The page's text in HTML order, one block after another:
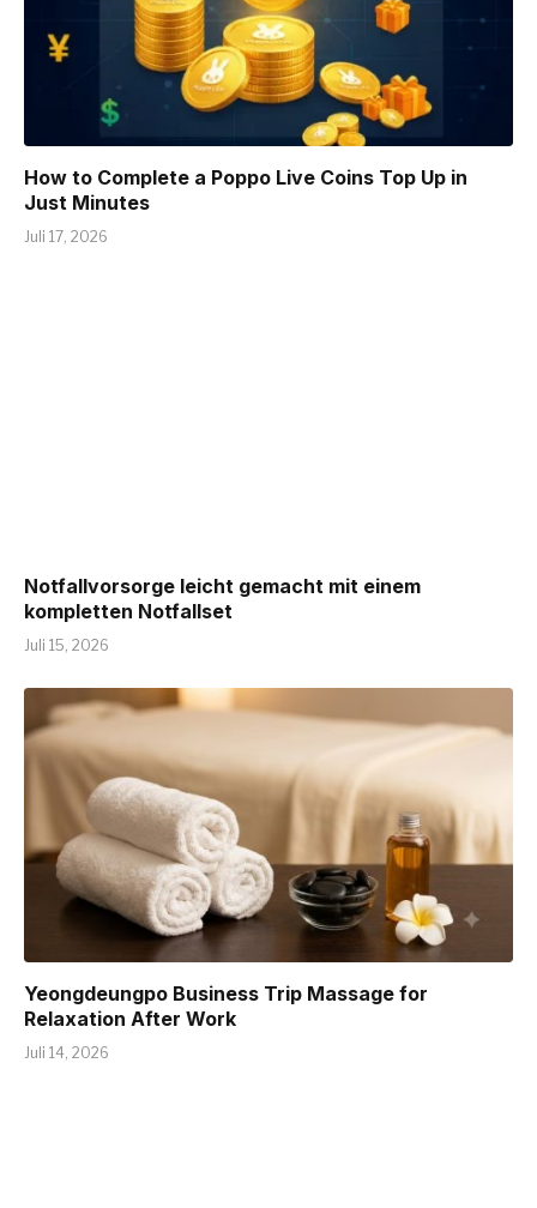
How to Complete a Poppo Live Coins Top Up in
Just Minutes
Juli 17, 2026
Notfallvorsorge leicht gemacht mit einem
kompletten Notfallset
Juli 15, 2026
Yeongdeungpo Business Trip Massage for
Relaxation After Work
Juli 14, 2026